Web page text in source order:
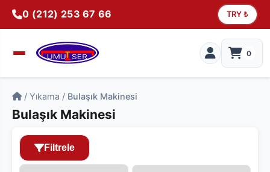
0 (212) 253 67 66 TRY ₺
0
/ Yıkama / Bulaşık Makinesi
Bulaşık Makinesi
Filtrele